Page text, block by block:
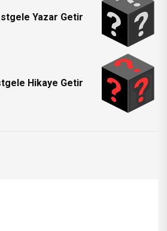
Yazar Getir
Hikaye Getir